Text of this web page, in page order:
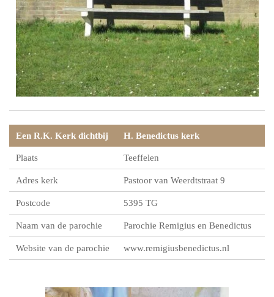
Een R.K. Kerk dichtbij H. Benedictus kerk
Plaats Teeffelen
Adres kerk Pastoor van Weerdtstraat 9
Postcode 5395 TG
Naam van de parochie Parochie Remigius en Benedictus
Website van de parochie www.remigiusbenedictus.nl